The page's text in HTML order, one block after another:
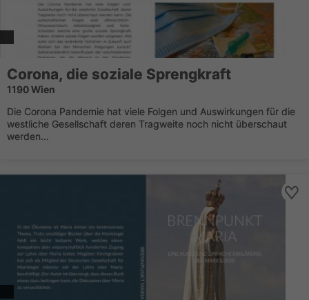
Corona, die soziale Sprengkraft
1190 Wien
Die Corona Pandemie hat viele Folgen und Auswirkungen für die
westliche Gesellschaft deren Tragweite noch nicht überschaut
werden...